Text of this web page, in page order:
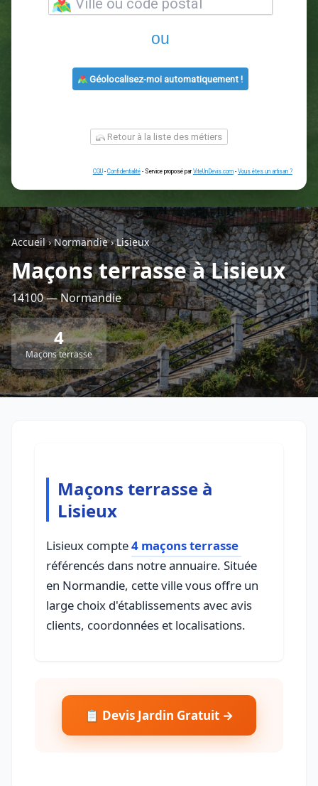
votre projet :
ou
Géolocalisez-moi automatiquement !
Retour à la liste des métiers
CGU - Confidentialité - Service proposé parViteUnDevis.com-Vous
Accueil›Normandie›Lisieux
Maçons terrasse à Lisieux
14100 — Normandie
4
Maçons terrasse
Maçons terrasse à
Lisieux
Lisieux compte4 maçons terrasse
référencés dans notre annuaire. Située
en Normandie, cette ville vous offre un
large choix d'établissements avec avis
clients, coordonnées et localisations.
📋 Devis Jardin Gratuit →